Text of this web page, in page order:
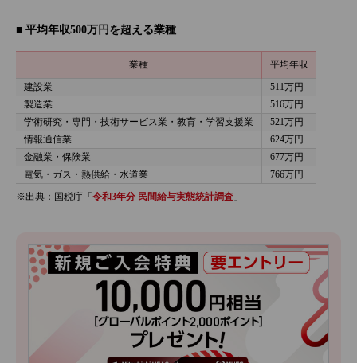
■ 平均年収500万円を超える業種
業種
平均年収
建設業
511万円
製造業
516万円
学術研究・専門・技術サービス業・教育・学習支援業
521万円
情報通信業
624万円
金融業・保険業
677万円
電気・ガス・熱供給・水道業
766万円
※出典：国税庁「 令和3年分 民間給与実態統計調査 」